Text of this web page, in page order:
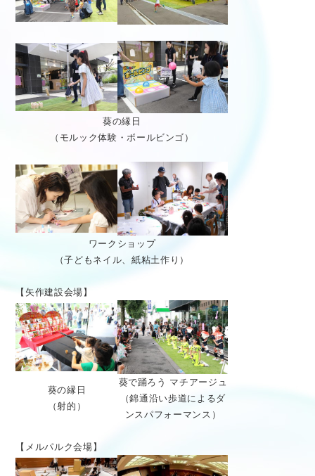
葵の縁日
（モルック体験・ボールビンゴ）
ワークショップ
（子どもネイル、紙粘土作り）
【矢作建設会場】
葵の縁日
（射的）
葵で踊ろう マチアージュ
（錦通沿い歩道によるダ
ンスパフォーマンス）
【メルパルク会場】